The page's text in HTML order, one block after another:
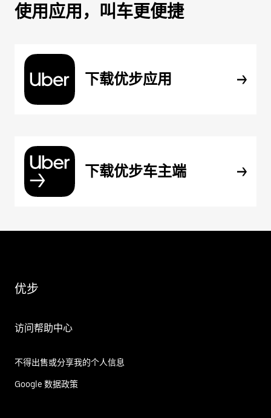
使用应用，叫车更便捷
下载优步应用
下载优步车主端
优步
访问帮助中心
不得出售或分享我的个人信息
Google 数据政策